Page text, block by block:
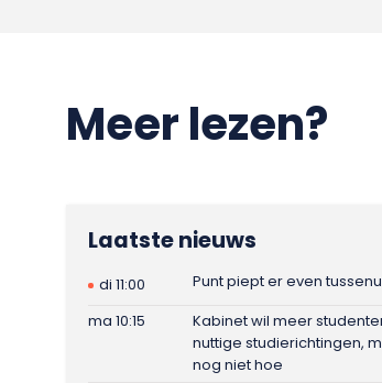
Meer lezen?
Laatste nieuws
di 11:00
Punt piept er even
ma 10:15
Kabinet wil meer
nuttige studierichtingen,
nog niet hoe